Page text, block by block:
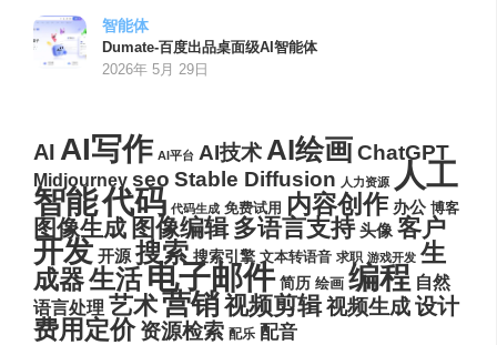
智能体
Dumate-百度出品桌面级AI智能体
2026年 5月 29日
AI AI写作 AI平台 AI技术AI绘画ChatGPT
Midjourney seo Stable Diffusion 人力资源 人工
智能代码 代码生成 免费试用 内容创作 办公 博客
图像生成 图像编辑 多语言支持 头像 客户
开发 开源 搜索 搜索引擎 文本转语音 求职 游戏开发 生
成器生活电子邮件 简历 绘画 编程 自然
语言处理 艺术营销视频剪辑视频生成设计
费用定价 资源检索 配乐 配音